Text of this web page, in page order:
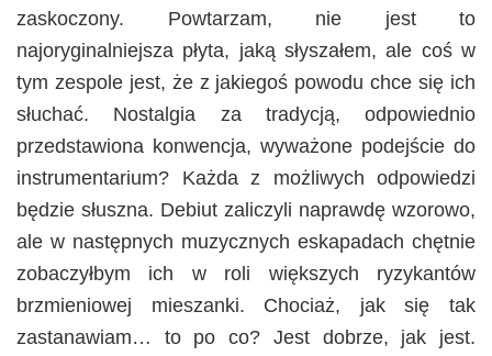
zaskoczony. Powtarzam, nie jest to
najoryginalniejsza płyta, jaką słyszałem, ale coś w
tym zespole jest, że z jakiegoś powodu chce się ich
słuchać. Nostalgia za tradycją, odpowiednio
przedstawiona konwencja, wyważone podejście do
instrumentarium? Każda z możliwych odpowiedzi
będzie słuszna. Debiut zaliczyli naprawdę wzorowo,
ale w następnych muzycznych eskapadach chętnie
zobaczyłbym ich w roli większych ryzykantów
brzmieniowej mieszanki. Chociaż, jak się tak
zastanawiam… to po co? Jest dobrze, jak jest.